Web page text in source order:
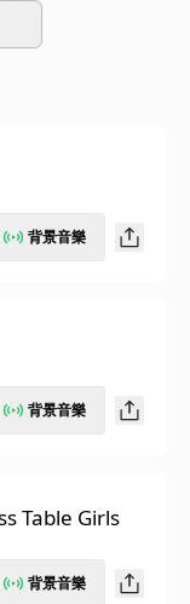
背景音樂
背景音樂
Table Girls
背景音樂